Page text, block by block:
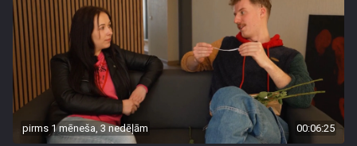
pirms 1 mēneša, 3 nedēļām 00:06:25